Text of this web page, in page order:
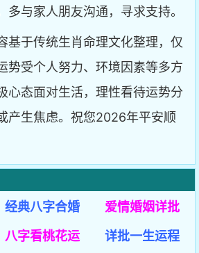
多与家人朋友沟通，寻求支持。
基于传统生肖命理文化整理，仅
势受个人努力、环境因素等多方
心态面对生活，理性看待运势分
产生焦虑。祝您2026年平安顺
经典八字合婚
爱情婚姻详批
八字看桃花运
详批一生运程